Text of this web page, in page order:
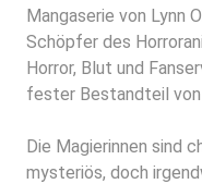
Mangaserie von Lynn
Schöpfer des
Horror, Blut und
fester Bestandteil von
Die Magierinnen sind
mysteriös, doch